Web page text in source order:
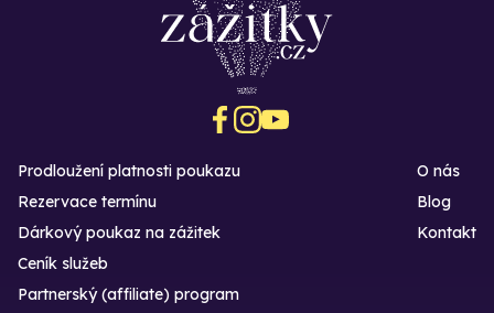
Prodloužení platnosti poukazu
Rezervace termínu
Dárkový poukaz na zážitek
O nás
Blog
Kontakt
Ceník služeb
Partnerský (affiliate) program